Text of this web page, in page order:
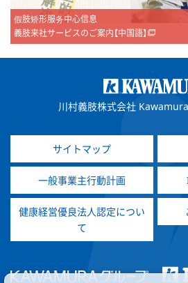
假肢矫形服务中心信息
義肢来社サービスのご案内【中国語】
川村義肢株式会社
サイトマップ
一般事業主行動計画
健康経営優良法人認定につい
て